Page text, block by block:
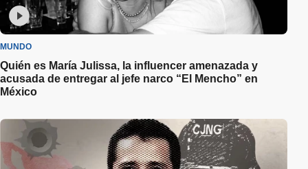
MUNDO
Quién es María Julissa, la influencer amenazada y
acusada de entregar al jefe narco “El Mencho” en
México